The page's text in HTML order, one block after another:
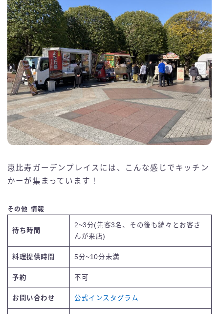
恵比寿ガーデンプレイスには、こんな感じでキッチン
かーが集まっています！
その他 情報
待ち時間
2~3分(先客3名、その後も続々とお客さ
んが来店)
料理提供時間 5分~10分未満
予約 不可
お問い合わせ 公式インスタグラム